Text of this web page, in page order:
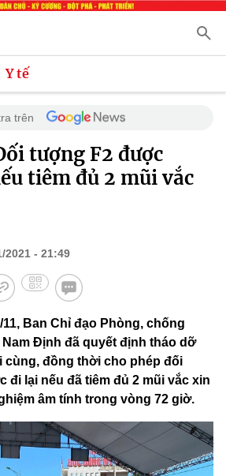
Y tế
trên
tượng F2 được
tiêm đủ 2 mũi vắc
2021 - 21:49
Ban Chỉ đạo Phòng, chống
Nam Định đã quyết định tháo dỡ
cùng, đồng thời cho phép đối
đi lại nếu đã tiêm đủ 2 mũi vắc xin
âm tính trong vòng 72 giờ.